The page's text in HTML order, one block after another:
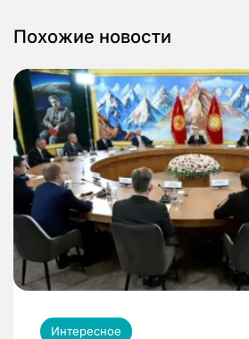
Похожие новости
Интересное